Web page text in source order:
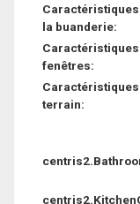
la buanderie:
Caractéristiques
fenêtres:
Caractéristiques
terrain: